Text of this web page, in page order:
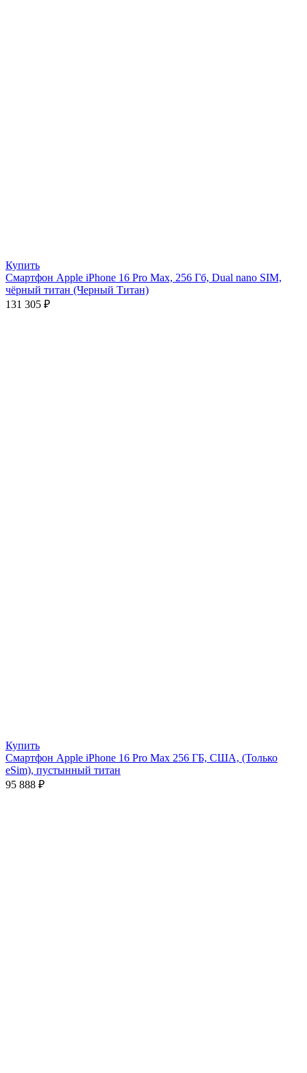
Купить
Смартфон Apple iPhone 16 Pro Max, 256 Гб, Dual nano SIM,
чёрный титан (Черный Титан)
131 305 ₽
Купить
Смартфон Apple iPhone 16 Pro Max 256 ГБ, США, (Только
eSim), пустынный титан
95 888 ₽